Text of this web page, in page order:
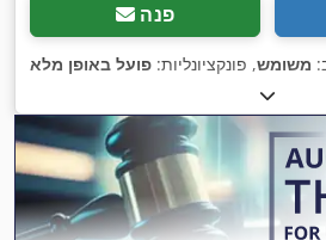
פנה
משומש, פונקציונליות: פועל באופן מלא